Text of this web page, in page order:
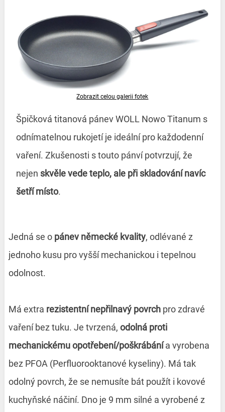
Zobrazit celou galerii fotek
Špičková titanová pánev WOLL Nowo Titanum s
odnímatelnou rukojetí je ideální pro každodenní
vaření. Zkušenosti s touto pánví potvrzují, že
nejen skvěle vede teplo, ale při skladování navíc
šetří místo.
Jedná se o pánev německé kvality, odlévané z
jednoho kusu pro vyšší mechanickou i tepelnou
odolnost.
Má extra rezistentní nepřilnavý povrchpro zdravé
vaření bez tuku. Je tvrzená, odolná proti
mechanickému opotřebení/poškrábánía vyrobena
bez PFOA (Perfluorooktanové kyseliny). Má tak
odolný povrch, že se nemusíte bát použít i kovové
kuchyňské náčiní. Dno je 9 mm silné a vyrobené z